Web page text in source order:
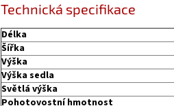
Technická specifikace
Délka
Šířka
Výška
Výška sedla
Světlá výška
Pohotovostní hmotnost